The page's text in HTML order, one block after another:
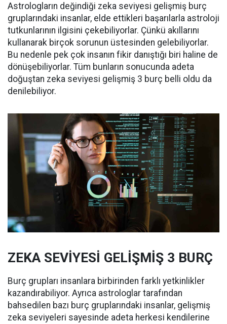
Astrologların değindiği zeka seviyesi gelişmiş burç
gruplarındaki insanlar, elde ettikleri başarılarla astroloji
tutkunlarının ilgisini çekebiliyorlar. Çünkü akıllarını
kullanarak birçok sorunun üstesinden gelebiliyorlar.
Bu nedenle pek çok insanın fikir danıştığı biri haline de
dönüşebiliyorlar. Tüm bunların sonucunda adeta
doğuştan zeka seviyesi gelişmiş 3 burç belli oldu da
denilebiliyor.
ZEKA SEVİYESİ GELİŞMİŞ 3 BURÇ
Burç grupları insanlara birbirinden farklı yetkinlikler
kazandırabiliyor. Ayrıca astrologlar tarafından
bahsedilen bazı burç gruplarındaki insanlar, gelişmiş
zeka seviyeleri sayesinde adeta herkesi kendilerine